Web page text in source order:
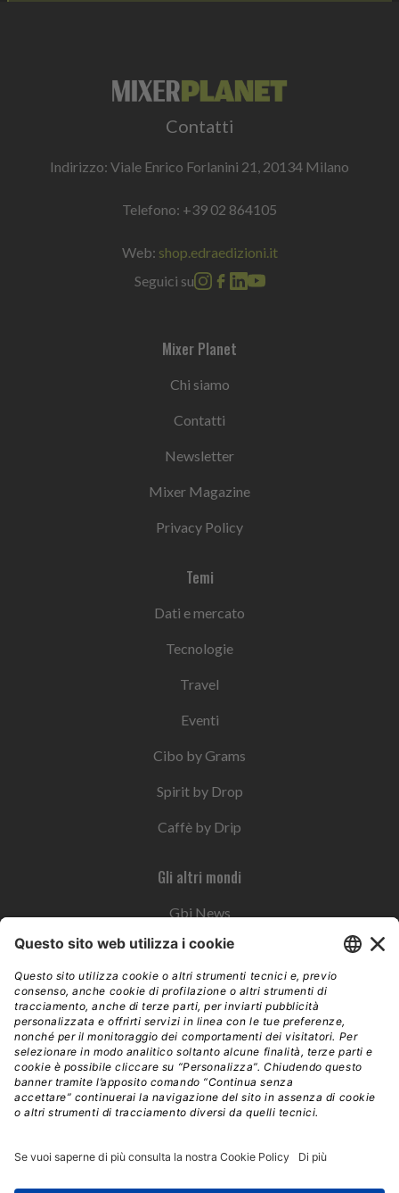
Contatti
Indirizzo: Viale Enrico Forlanini 21, 20134 Milano
Telefono: +39 02 864105
Web: shop.edraedizioni.it
Seguici su
Mixer Planet
Chi siamo
Contatti
Newsletter
Mixer Magazine
Privacy Policy
Temi
Dati e mercato
Tecnologie
Travel
Eventi
Cibo by Grams
Spirit by Drop
Caffè by Drip
Gli altri mondi
Gbi News
Instoremag
Esplora il gruppo
Edra Edizioni
Edizioni LSWR
LSWR Group